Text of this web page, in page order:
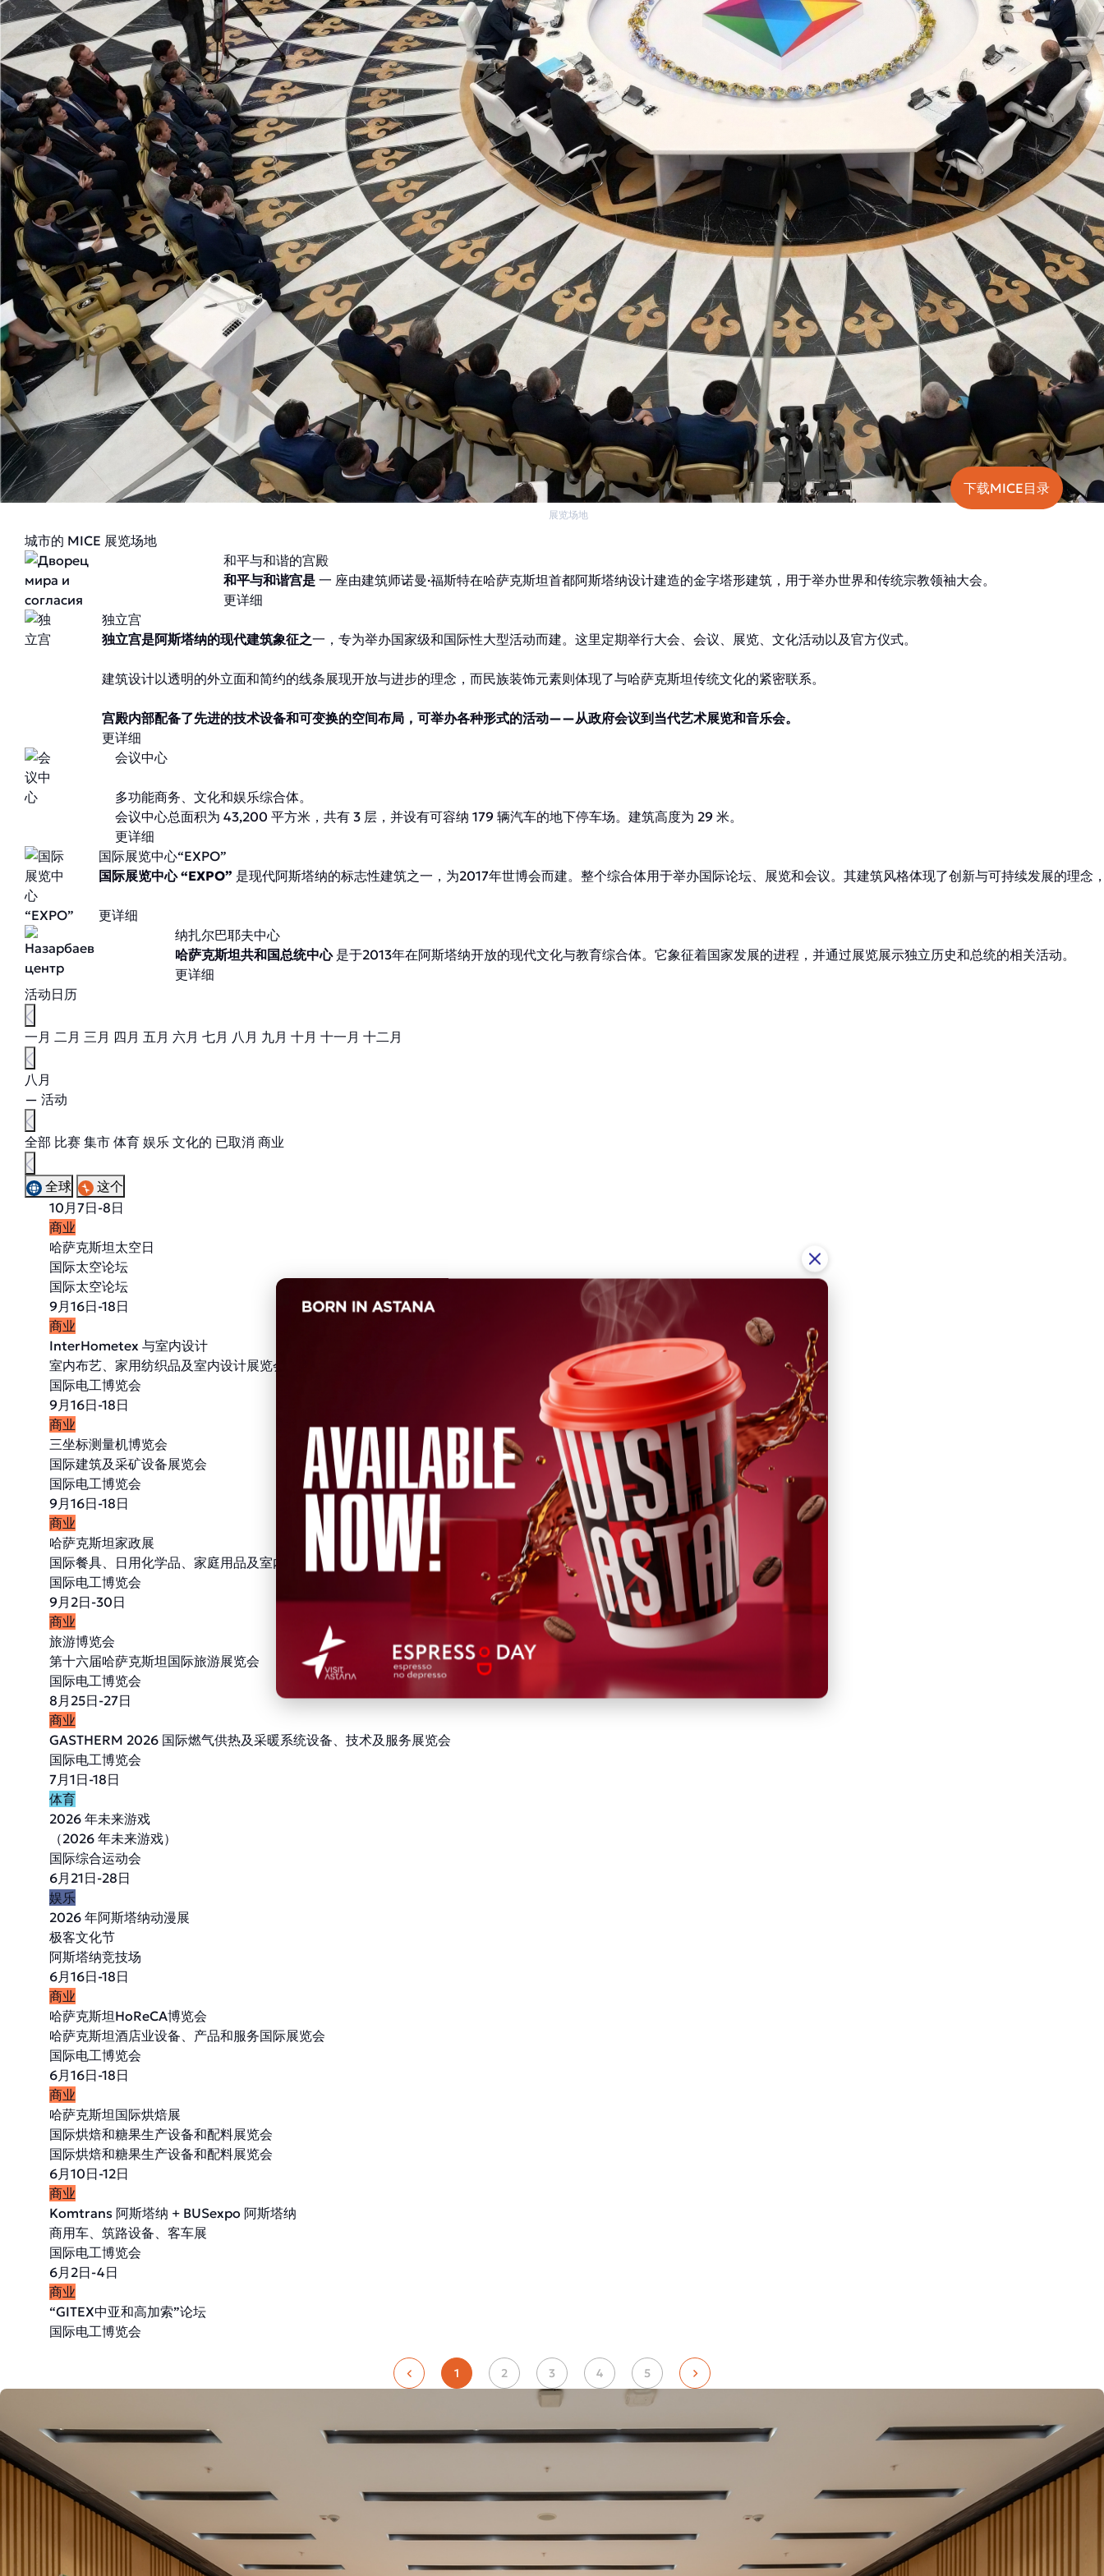
展览场地
城市的 MICE 展览场地
下载MICE目录
和平与和谐的宫殿
和平与和谐宫是 一 座由建筑师诺曼·福斯特在哈萨克斯坦首都阿斯塔纳设计建造的金字塔形建筑，用于举办世界和传统宗教领袖大会。
更详细
独立宫
独立宫是阿斯塔纳的现代建筑象征之一，专为举办国家级和国际性大型活动而建。这里定期举行大会、会议、展览、文化活动以及官方仪式。
建筑设计以透明的外立面和简约的线条展现开放与进步的理念，而民族装饰元素则体现了与哈萨克斯坦传统文化的紧密联系。
宫殿内部配备了先进的技术设备和可变换的空间布局，可举办各种形式的活动——从政府会议到当代艺术展览和音乐会。
更详细
会议中心
多功能商务、文化和娱乐综合体。
会议中心总面积为 43,200 平方米，共有 3 层，并设有可容纳 179 辆汽车的地下停车场。建筑高度为 29 米。
更详细
国际展览中心“EXPO”
国际展览中心 “EXPO” 是现代阿斯塔纳的标志性建筑之一，为2017年世博会而建。整个综合体用于举办国际论坛、展览和会议。其建筑风格体现了创新与可持续发展的理念
更详细
纳扎尔巴耶夫中心
哈萨克斯坦共和国总统中心是于2013年在阿斯塔纳开放的现代文化与教育综合体。它象征着国家发展的进程，并通过展览展示独立历史和总统的相关活动。
更详细
活动日历
一月 二月 三月 四月 五月 六月 七月 八月 九月 十月 十一月 十二月
八月
— 活动
全部 比赛 集市 体育 娱乐 文化的 已取消 商业
全球
这个
10月7日-8日
商业
哈萨克斯坦太空日
国际太空论坛
国际太空论坛
9月16日-18日
商业
InterHometex 与室内设计
室内布艺、家用纺织品及室内设计展览会
国际电工博览会
9月16日-18日
商业
三坐标测量机博览会
国际建筑及采矿设备展览会
国际电工博览会
9月16日-18日
商业
哈萨克斯坦家政展
国际餐具、日用化学品、家庭用品及室内装饰品制造商展览会
国际电工博览会
9月2日-30日
商业
旅游博览会
第十六届哈萨克斯坦国际旅游展览会
国际电工博览会
8月25日-27日
商业
GASTHERM 2026 国际燃气供热及采暖系统设备、技术及服务展览会
国际电工博览会
7月1日-18日
体育
2026 年未来游戏
（2026 年未来游戏）
国际综合运动会
6月21日-28日
娱乐
2026 年阿斯塔纳动漫展
极客文化节
阿斯塔纳竞技场
6月16日-18日
商业
哈萨克斯坦HoReCA博览会
哈萨克斯坦酒店业设备、产品和服务国际展览会
国际电工博览会
6月16日-18日
商业
哈萨克斯坦国际烘焙展
国际烘焙和糖果生产设备和配料展览会
国际烘焙和糖果生产设备和配料展览会
6月10日-12日
商业
Komtrans 阿斯塔纳 + BUSexpo 阿斯塔纳
商用车、筑路设备、客车展
国际电工博览会
6月2日-4日
商业
“GITEX中亚和高加索”论坛
国际电工博览会
1 2 3 4 5